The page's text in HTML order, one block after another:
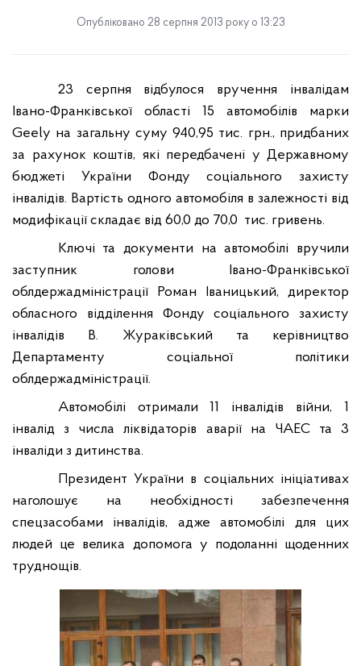
Опубліковано 28 серпня 2013 року о 13:23
23 серпня відбулося вручення інвалідам
Івано-Франківської області 15 автомобілів марки
Geely на загальну суму 940,95 тис. грн., придбаних
за рахунок коштів, які передбачені у Державному
бюджеті України Фонду соціального захисту
інвалідів. Вартість одного автомобіля в залежності від
модифікації складає від 60,0 до 70,0 тис. гривень.
Ключі та документи на автомобілі вручили
заступник голови Івано-Франківської
облдержадміністрації Роман Іваницький, директор
обласного відділення Фонду соціального захисту
інвалідів В. Жураківський та керівництво
Департаменту соціальної політики
облдержадміністрації.
Автомобілі отримали 11 інвалідів війни, 1
інвалід з числа ліквідаторів аварії на ЧАЕС та 3
інваліди з дитинства.
Президент України в соціальних ініціативах
наголошує на необхідності забезпечення
спецзасобами інвалідів, адже автомобілі для цих
людей це велика допомога у подоланні щоденних
труднощів.